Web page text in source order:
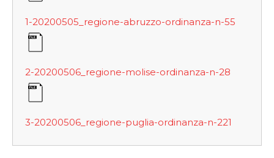
1-20200505_regione-abruzzo-ordinanza-n-55
2-20200506_regione-molise-ordinanza-n-28
3-20200506_regione-puglia-ordinanza-n-221